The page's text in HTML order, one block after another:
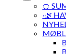
🍊
·🌿